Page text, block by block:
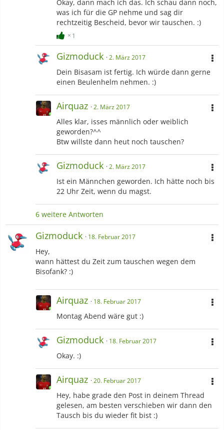
Okay, dann mach ich das. Ich schau dann noch,
was ich für die GP nehme und sag dir
rechtzeitig Bescheid, bevor wir tauschen. :)
1
Gizmoduck 2. März 2017
Dein Bisasam ist fertig. Ich würde dann gerne
einen Beulenhelm nehmen. :)
Airquaz 2. März 2017
Alles klar, isses männlich oder weiblich
geworden?^^
Btw willste dann heut noch tauschen?
Gizmoduck 2. März 2017
Ist ein Männchen geworden. Ich hätte noch bis
22 Uhr Zeit, wenn du magst.
6 weitere Antworten
Gizmoduck 18. Februar 2017
Hey,
wann hättest du Zeit zum tauschen wegen dem
Bisofank? :)
Airquaz 18. Februar 2017
Montag Abend wäre gut :)
Gizmoduck 18. Februar 2017
Okay. :)
Airquaz 20. Februar 2017
Hey, habe grade den Post in deinem Thread
gelesen, am besten verschieben wir dann den
Tausch bis du wieder fit bist :)